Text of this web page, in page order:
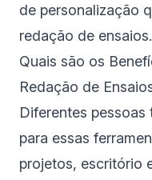
de personalização
redação de ensaios.
Quais são os
Redação de
Diferentes
para essas
projetos, escritório